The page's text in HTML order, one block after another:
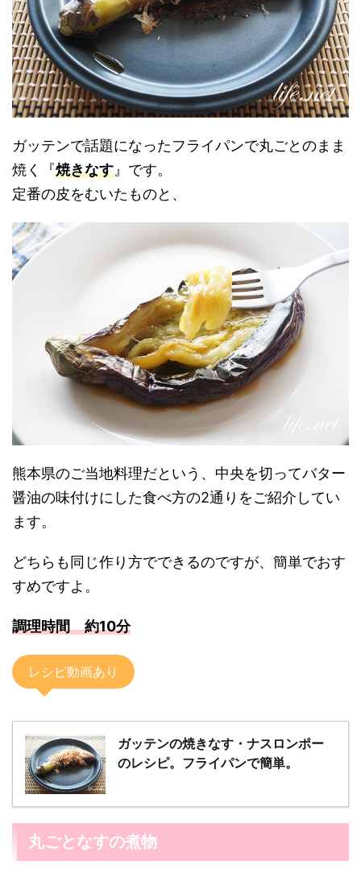
ガッテンで話題になったフライパンで丸ごとのまま
焼く『焼きなす 』です。
定番の皮をむいたものと、
熊本県のご当地料理だという、中央を切ってバター
醤油の味付けにした食べ方の2通りをご紹介してい
ます。
どちらも同じ作り方でできるのですが、簡単でおす
すめですよ。
調理時間 約10分
レシピ動画あり
ガッテンの焼きなす・ナスロンポー
のレシピ。フライパンで簡単。
丸ごとなすの煮物